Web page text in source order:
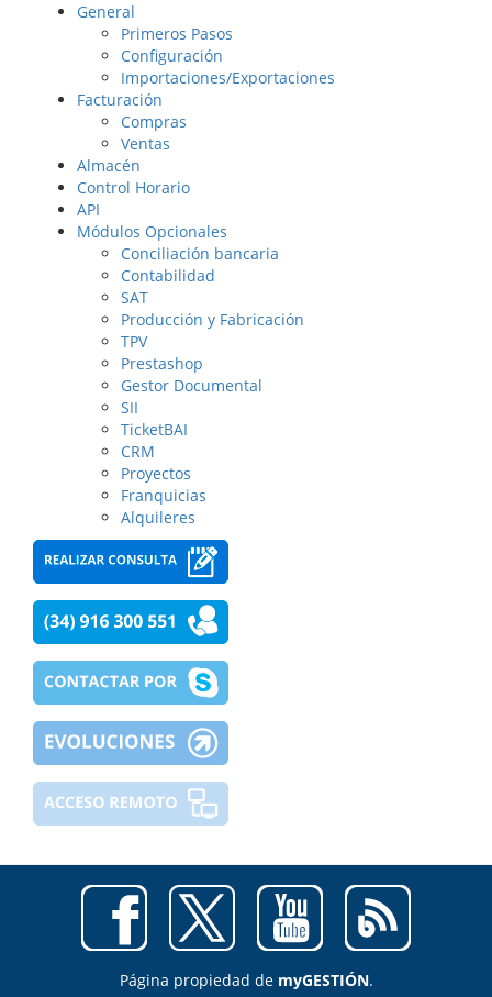
General
Primeros Pasos
Configuración
Importaciones/Exportaciones
Facturación
Compras
Ventas
Almacén
Control Horario
API
Módulos Opcionales
Conciliación bancaria
Contabilidad
SAT
Producción y Fabricación
TPV
Prestashop
Gestor Documental
SII
TicketBAI
CRM
Proyectos
Franquicias
Alquileres
Página propiedad de myGESTIÓN.